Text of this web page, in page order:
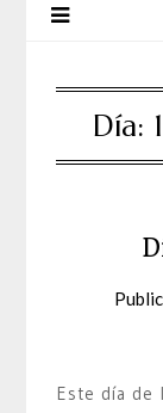
Día:
Este día de